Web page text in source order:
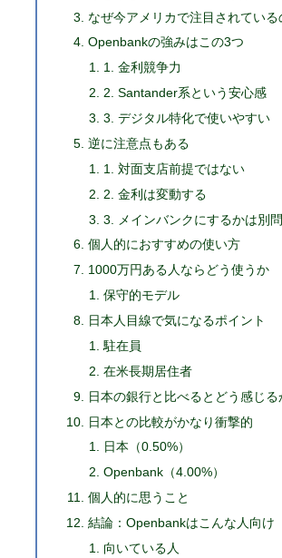
なぜ今アメリカで注目されている
Openbankの強みはこの3つ
1. 金利競争力
2. Santander系という安心感
3. デジタル特化で使いやすい
逆に注意点もある
1. 対面支店前提ではない
2. 金利は変動する
3. メインバンクにするかは別
個人的におすすめの使い方
1000万円ある人ならどう使うか
保守的モデル
日本人目線で気になるポイント
駐在員
在米長期居住者
日本の銀行と比べるとどう感じる
日本との比較がかなり衝撃的
日本（0.50%）
Openbank（4.00%）
個人的に思うこと
結論：Openbankはこんな人向け
向いている人